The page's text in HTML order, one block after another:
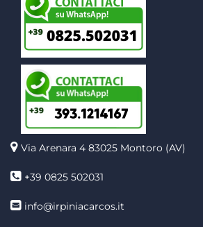
Via Arenara 4 83025 Montoro (AV)
+39 0825 502031
info@irpiniacarcos.it